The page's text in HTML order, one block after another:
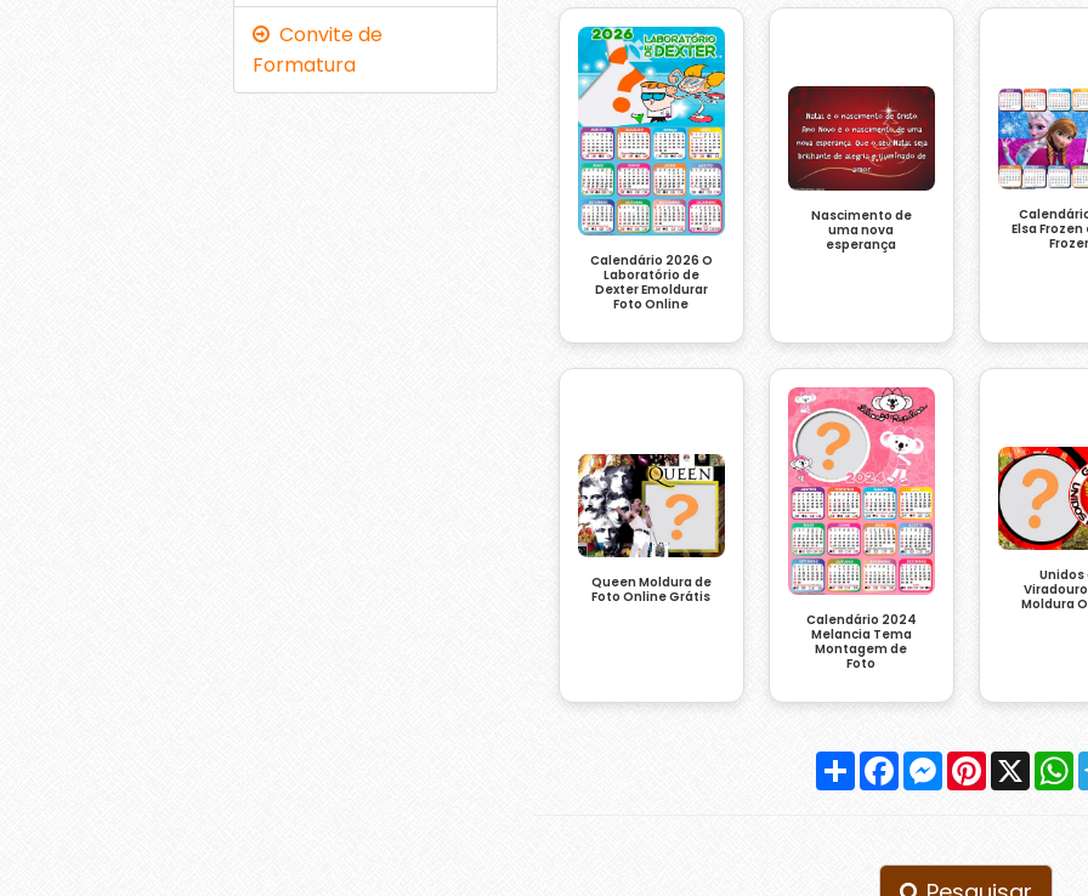
Calendário 2026 O
Laboratório de
Dexter Emoldurar
Foto Online
Nascimento de
uma nova
esperança
Elsa Frozen
Queen Moldura de
Foto Online Grátis
Calendário 2024
Melancia Tema
Montagem de
Foto
Unidos
Moldura
Compartilhar
FacebookMessenger
Pinterest
X
Convite de
Formatura